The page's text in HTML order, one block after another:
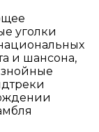
уголки
и шансона,